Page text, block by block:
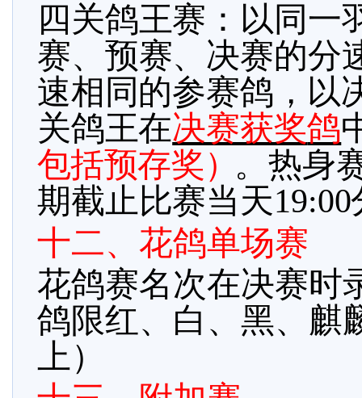
四关鸽王赛：以同一
赛、预赛、决赛的分
速相同的参赛鸽，以
关鸽王在决赛获奖鸽
包括预存奖） 。热身
期截止比赛当天
十二、花鸽单场赛
花鸽赛名次在决赛时
鸽限红、白、黑、麒
上）